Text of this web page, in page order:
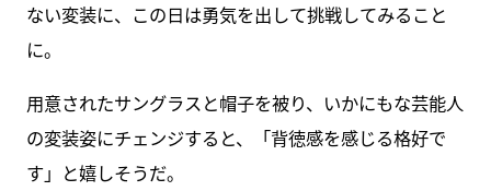
ない変装に、この日は勇気を出して挑戦してみること
に。
用意されたサングラスと帽子を被り、いかにもな芸能人
の変装姿にチェンジすると、「背徳感を感じる格好で
す」と嬉しそうだ。